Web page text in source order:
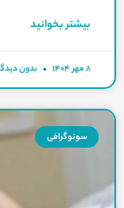
بیشتر بخوانید
۸ مهر ۱۴۰۴ بدون
سونوگرافی